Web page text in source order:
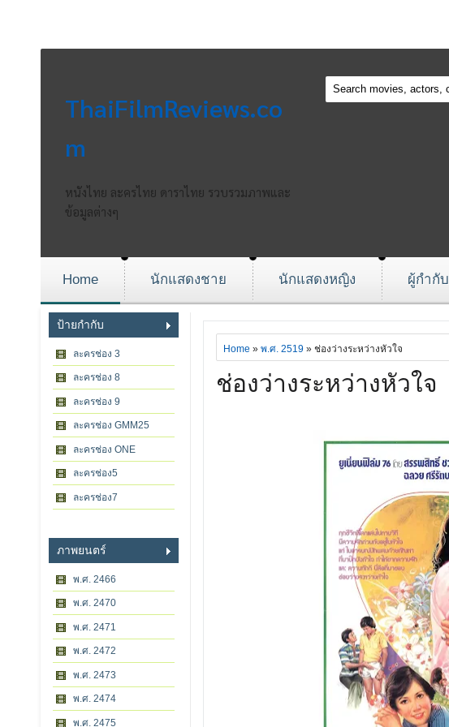
ThaiFilmReviews.co
m
หนังไทย ละครไทย ดาราไทย รวบรวมภาพและ
ข้อมูลต่างๆ
Home นักแสดงชาย นักแสดงหญิง ผู้กำกับ
ป้ายกำกับ
ละครช่อง 3
ละครช่อง 8
ละครช่อง 9
ละครช่อง GMM25
ละครช่อง ONE
ละครช่อง5
ละครช่อง7
ภาพยนตร์
พ.ศ. 2466
พ.ศ. 2470
พ.ศ. 2471
พ.ศ. 2472
พ.ศ. 2473
พ.ศ. 2474
พ.ศ. 2475
Home » พ.ศ. 2519» ช่องว่างระหว่างหัวใจ
ช่องว่างระหว่างหัวใจ